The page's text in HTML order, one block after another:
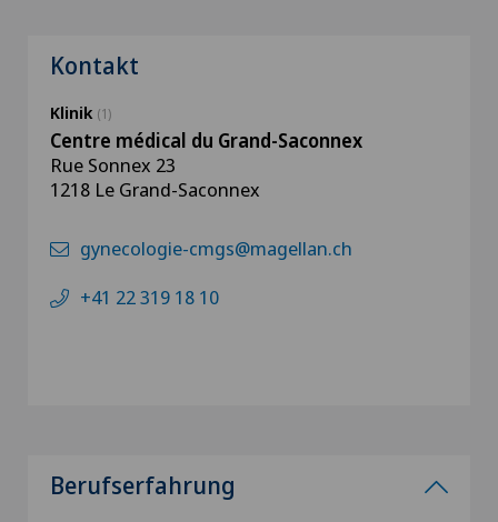
Kontakt
Klinik (1)
Centre médical du Grand-Saconnex
Rue Sonnex 23
1218 Le Grand-Saconnex
gynecologie-cmgs@magellan.ch
+41 22 319 18 10
Berufserfahrung